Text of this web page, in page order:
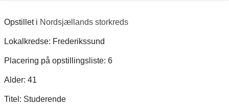
Opstillet i Nordsjællands storkreds
Lokalkredse: Frederikssund
Placering på opstillingsliste: 6
Alder: 41
Titel: Studerende